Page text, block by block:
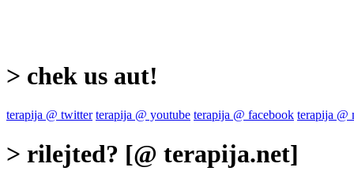
> chek us aut!
terapija @ twitter terapija @ youtube terapija @ facebook terapija @
> rilejted? [@ terapija.net]